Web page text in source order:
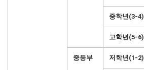
중학년(3-4)
고학년(5-6)
중등부 저학년(1-2)